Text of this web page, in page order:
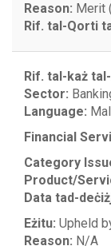
Reason: Merit
Rif. tal-Qorti
Rif. tal-każ
Sector:
Language:
Financial
Category
Product/
Data tad-
Eżitu: Upheld
Reason: N/A